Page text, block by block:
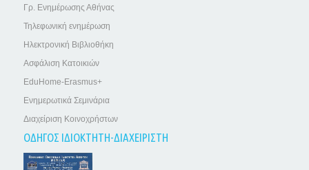
Γρ. Ενημέρωσης Αθήνας
Τηλεφωνική ενημέρωση
Ηλεκτρονική Βιβλιοθήκη
Ασφάλιση Κατοικιών
EduHome-Erasmus+
Ενημερωτικά Σεμινάρια
Διαχείριση Κοινοχρήστων
ΟΔΗΓΟΣ ΙΔΙΟΚΤΗΤΗ-ΔΙΑΧΕΙΡΙΣΤΗ